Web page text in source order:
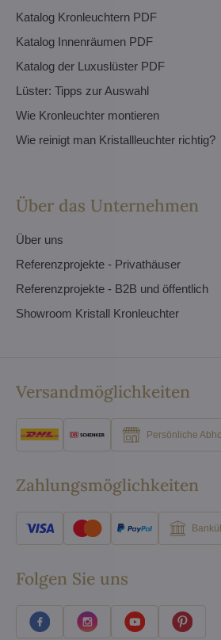
Katalog Kronleuchtern PDF
Katalog Innenräumen PDF
Katalog der Luxuslüster PDF
Lüster: Tipps zur Auswahl
Wie Kronleuchter montieren
Wie reinigt man Kristallleuchter richtig?
Über das Unternehmen
Über uns
Referenzprojekte - Privathäuser
Referenzprojekte - B2B und öffentlich
Showroom Kristall Kronleuchter
Versandmöglichkeiten
Persönliche
Zahlungsmöglichkeiten
Folgen Sie uns